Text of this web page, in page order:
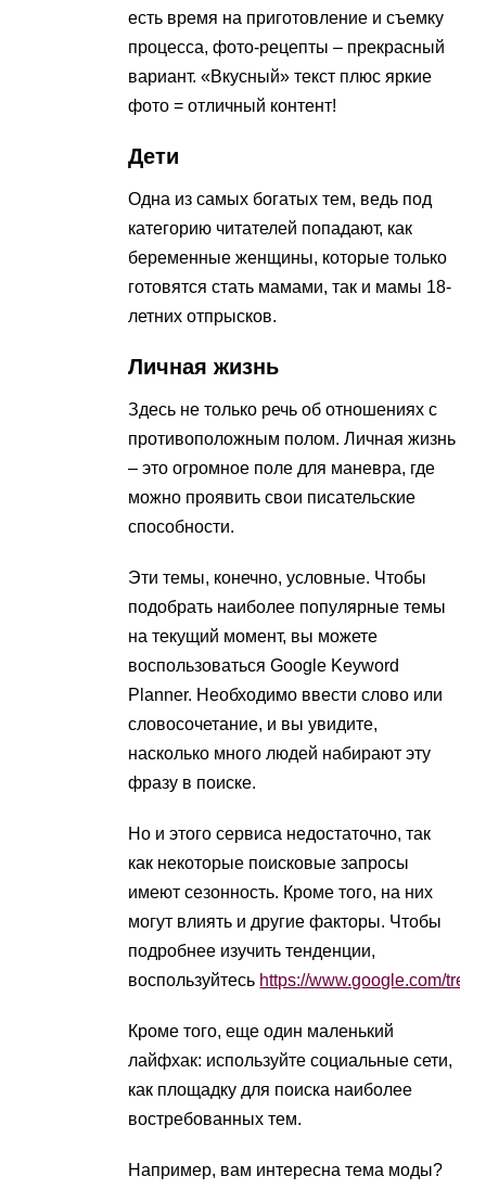
есть время на приготовление и съемку
процесса, фото-рецепты – прекрасный
вариант. «Вкусный» текст плюс яркие
фото = отличный контент!
Дети
Одна из самых богатых тем, ведь под
категорию читателей попадают, как
беременные женщины, которые только
готовятся стать мамами, так и мамы 18-
летних отпрысков.
Личная жизнь
Здесь не только речь об отношениях с
противоположным полом. Личная жизнь
– это огромное поле для маневра, где
можно проявить свои писательские
способности.
Эти темы, конечно, условные. Чтобы
подобрать наиболее популярные темы
на текущий момент, вы можете
воспользоваться Google Keyword
Planner. Необходимо ввести слово или
словосочетание, и вы увидите,
насколько много людей набирают эту
фразу в поиске.
Но и этого сервиса недостаточно, так
как некоторые поисковые запросы
имеют сезонность. Кроме того, на них
могут влиять и другие факторы. Чтобы
подробнее изучить тенденции,
воспользуйтесь https://www.google.com/
Кроме того, еще один маленький
лайфхак: используйте социальные сети,
как площадку для поиска наиболее
востребованных тем.
Например, вам интересна тема моды?